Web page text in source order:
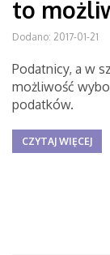
to
Dodano: 2017-01-21
Podatnicy, a w
możliwość
podatków.
CZYTAJ WIĘCEJ